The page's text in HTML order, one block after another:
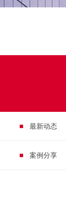
最新动态
案例分享